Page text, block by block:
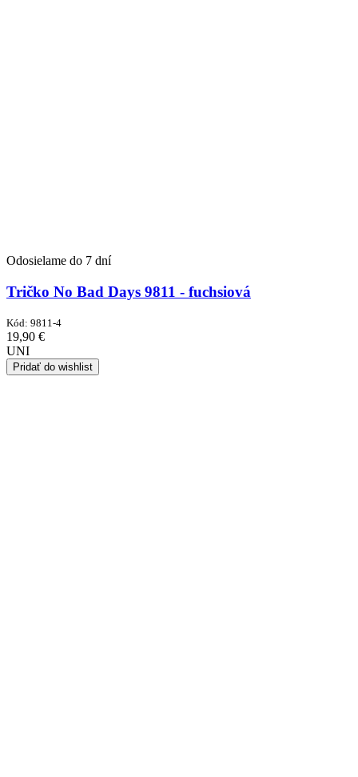
Odosielame do 7 dní
Tričko No Bad Days 9811 - fuchsiová
Kód: 9811-4
19,90 €
UNI
Pridať do wishlist